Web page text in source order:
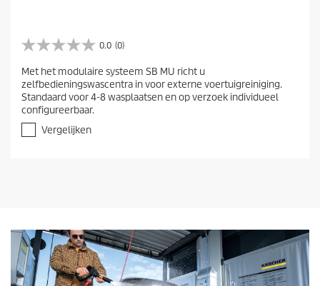
0.0 (0)
0
0
v
a
n
e
e
n
.
Met het modulaire systeem SB MU richt u
zelfbedieningswascentra in voor externe voertuigreiniging.
Standaard voor 4-8 wasplaatsen en op verzoek individueel
configureerbaar.
Vergelijken